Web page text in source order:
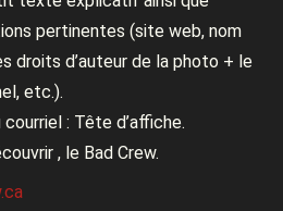
pertinentes (site web, nom
droits d’auteur de la photo + le
etc.).
: Tête d’affiche.
, le Bad Crew.